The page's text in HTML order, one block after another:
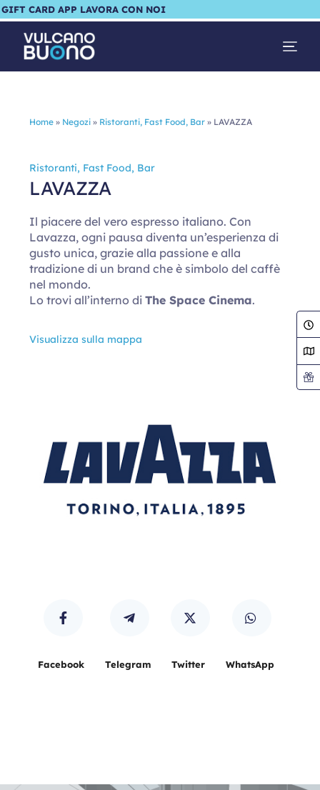
GIFT CARD APP LAVORA CON NOI
Home » Negozi » Ristoranti, Fast Food, Bar » LAVAZZA
Ristoranti, Fast Food, Bar
LAVAZZA
Il piacere del vero espresso italiano. Con
Lavazza, ogni pausa diventa un’esperienza di
gusto unica, grazie alla passione e alla
tradizione di un brand che è simbolo del caffè
nel mondo.
Lo trovi all’interno diThe Space Cinema.
Visualizza sulla mappa
Facebook Telegram Twitter WhatsApp